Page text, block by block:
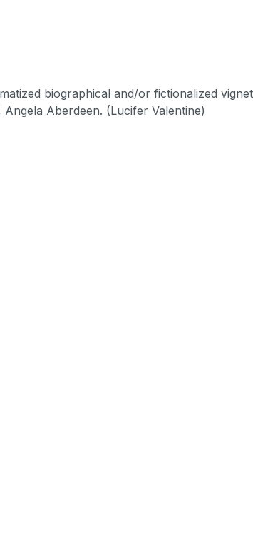
biographical and/or fictionalized
Aberdeen. (Lucifer Valentine)